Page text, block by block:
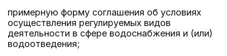
примерную форму соглашения об условиях
осуществления регулируемых видов
деятельности в сфере водоснабжения и (или)
водоотведения;